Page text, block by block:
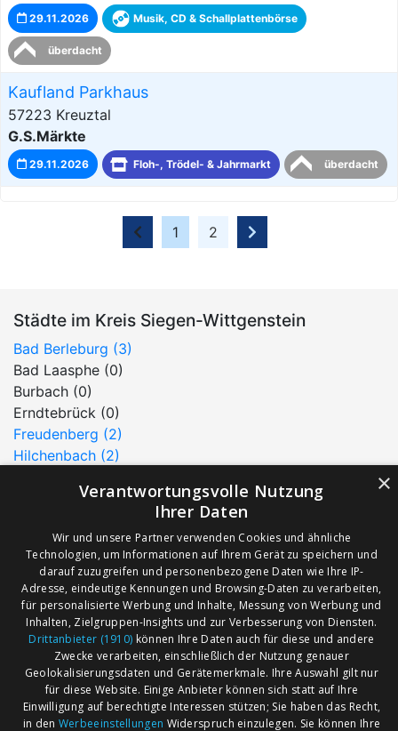
29.11.2026 Musik, CD & Schallplattenbörse
überdacht
Kaufland Parkhaus
57223 Kreuztal
G.S.Märkte
29.11.2026 Floh-, Trödel- & Jahrmarkt überdacht
1 2
Städte im Kreis Siegen-Wittgenstein
Bad Berleburg (3)
Bad Laasphe (0)
Burbach (0)
Erndtebrück (0)
Freudenberg (2)
Hilchenbach (2)
Netphen (0)
Siegen (30)
Wilnsdorf (1)
AGB
Impressum
Datenschutz
Kontakt
Werben bei marktcom
Märkte nach Bundesländern
Märkte nach PLZ
Märkte nach Umkreis
Flohmarkt
×
Verantwortungsvolle Nutzung
Ihrer Daten
Wir und unsere Partner verwenden Cookies und ähnliche
Technologien, um Informationen auf Ihrem Gerät zu speichern und
darauf zuzugreifen und personenbezogene Daten wie Ihre IP-
Adresse, eindeutige Kennungen und Browsing-Daten zu verarbeiten,
für personalisierte Werbung und Inhalte, Messung von Werbung und
Inhalten, Zielgruppen-Insights und zur Verbesserung von Diensten.
Drittanbieter (1910) können Ihre Daten auch für diese und andere
Zwecke verarbeiten, einschließlich der Nutzung genauer
Geolokalisierungsdaten und Gerätemerkmale. Ihre Auswahl gilt nur
für diese Website. Einige Anbieter können sich statt auf Ihre
Einwilligung auf berechtigte Interessen stützen; Sie haben das Recht,
in den Werbeeinstellungen Widerspruch einzulegen. Sie können Ihre